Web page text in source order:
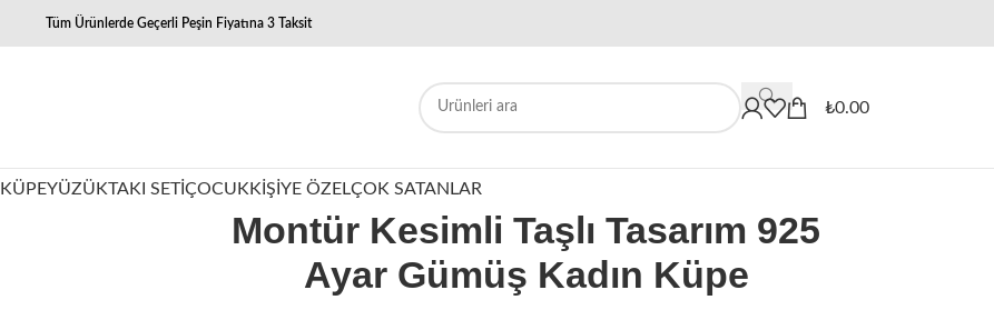
Tüm Ürünlerde Geçerli Peşin Fiyatına 3 Taksit
When autocomplete results are
₺0.00
KÜPEYÜZÜKTAKI SETIÇOCUKKIŞIYE ÖZELÇOK SATANLAR
Montür Kesimli Taşlı Tasarım 925
Ayar Gümüş Kadın Küpe